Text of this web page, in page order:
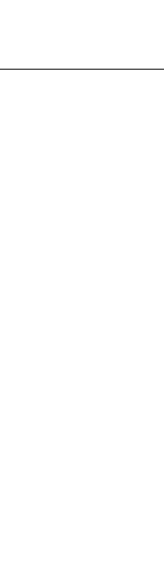
Banner